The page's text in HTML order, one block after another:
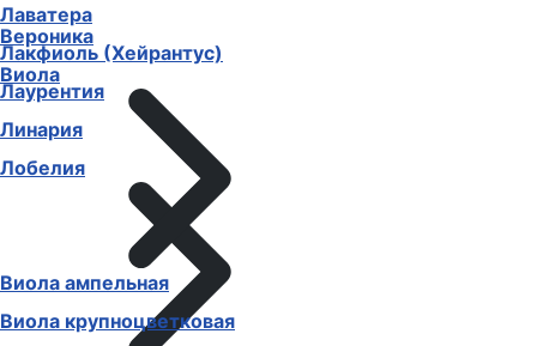
Лаватера
Лакфиоль (Хейрантус)
Лаурентия
Линария
Лобелия
Вероника
Виола
Виола ампельная
Виола крупноцветковая